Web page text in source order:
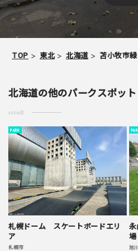
スパム防止のため「スケパ」と入
ご注意事項
・簡単なご感想の場合はコメン
・一方的な誹謗中傷の内容は掲
TOP 東北 北海道 苫小牧市
北海道の他のパークスポット
scroll
PARK
札幌ドーム スケートボードエリ
ア
札幌市
場
旭